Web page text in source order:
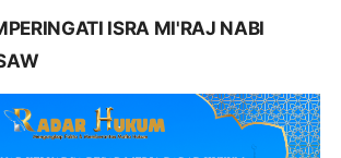
ISRA MI'RAJ NABI